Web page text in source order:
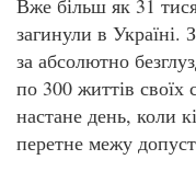
Вже більш як 31
загинули в Україні.
за абсолютно
по 300 життів своїх
настане день, коли
перетне межу